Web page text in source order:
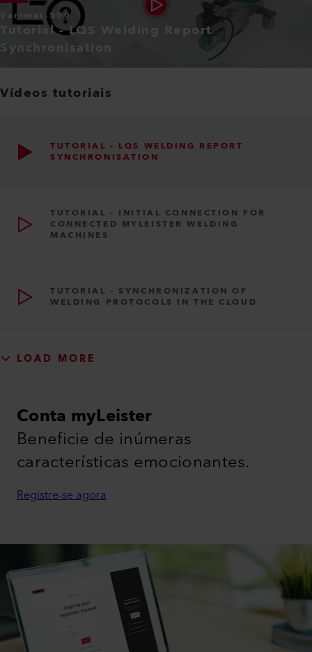
Varimat-500
Tutorial - LQS Welding Report
Synchronisation
Vídeos tutoriais
TUTORIAL - LQS WELDING REPORT
SYNCHRONISATION
TUTORIAL - INITIAL CONNECTION FOR
CONNECTED MYLEISTER WELDING
MACHINES
TUTORIAL - SYNCHRONIZATION OF
WELDING PROTOCOLS IN THE CLOUD
LOAD MORE
Conta myLeister
Beneficie de inúmeras
características emocionantes.
Registre-se agora